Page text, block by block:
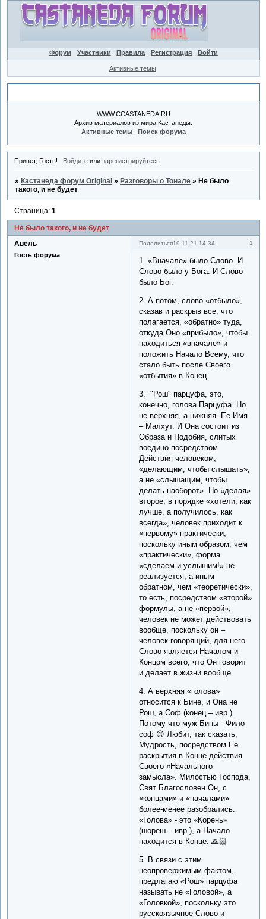
Форум Участники Правила Регистрация Войти
Активные темы
WWW.CCASTANEDA.RU
Архив материалов из мира Кастанеды.
Активные темы| Поиск форума
Привет, Гость! Войдитеили зарегистрируйтесь.
» Кастанеда форум Original » Разговоры о Тонале » Не было
такого, и не будет
Не было такого, и не будет
Страница:1
Поделиться 1
19.11.21 14:34
Авель
Гость форума
1. «Вначале» было Слово. И
Слово было у Бога. И Слово
было Бог.
2. А потом, слово «отбыло»,
сказав и раскрыв все, что
полагается, «обратно» туда,
откуда Оно «прибыло», чтобы
находиться «вначале» и
положить Начало Всему, что
стало быть после Своего
«отбытия» в Конец.
3. "Рош" парцуфа, это,
конечно, голова Парцуфа. Но
не верхняя, а нижняя. Ее Имя
– Малхут. И Она состоит из
Образа и Подобия, слитых
воедино посредством
Действия человеком,
«делающим, чтобы слышать»,
а не «слышащим, чтобы
делать наоборот». Но «делая»
второе, в порядке «хотели, как
лучше, а получилось, как
всегда», человек приходит к
«первому» практически,
поскольку иным образом, чем
«практически», форма
«сделаем и услышим!» не
реализуется, а иным
обратном, чем «теоретически»,
то есть, посредством «второй»
формулы, а не «первой»,
человек не может действовать
вообще, поскольку он –
человек говорящий, для него
Слово является Началом и
Концом всего, что Он говорит
и делает в жизни вообще.
4. А верхняя «голова»
относится к Бине, и Она не
Рош, а Соф (конец – ивр.).
Потому что муж Бины - Фило-
соф 😊 Любит, так сказать,
Мудрость, посредством Ее
раскрытия в Конце действия
Своего «Начального
замысла». Милостью Господа,
Свят Благословен Он, с
«концами» и «началами»
более-менее разобрались.
«Голова» - это «Корень»
(шореш – ивр.), а Начало
находится в Конце. 🙏🏻
5. В связи с этим
неопровержимым фактом,
предлагаю «Рош» парцуфа
называть не «Головой», а
«Головкой», поскольку это
русскоязычное Слово и